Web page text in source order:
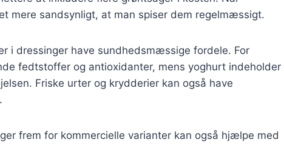
mere sandsynligt, at man spiser dem regelmæssigt.
i dressinger have sundhedsmæssige fordele. For
fedtstoffer og antioxidanter, mens yoghurt indeholder
Friske urter og krydderier kan også have
frem for kommercielle varianter kan også hjælpe med